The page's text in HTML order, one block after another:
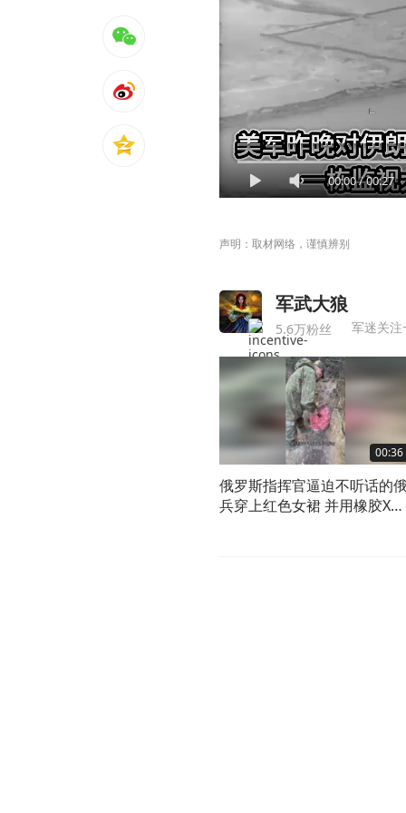
00:00/00:27
声明：取材网络，谨慎辨别
军武大狼
5.6万粉丝 军迷关
00:36
俄罗斯指挥官逼迫不听话的
兵穿上红色女裙 并用橡胶X茎